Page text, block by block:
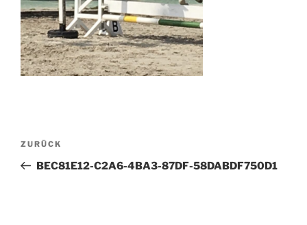
Beitragsnavigation
Vorheriger
Beitrag
ZURÜCK
BEC81E12-C2A6-4BA3-87DF-58DABDF750D1